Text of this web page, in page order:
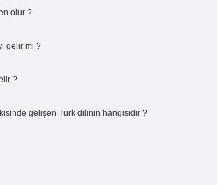
olur ?
gelir mi ?
?
gelişen Türk dilinin hangisidir ?